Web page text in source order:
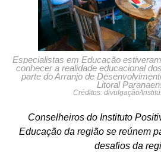
Especialistas em Educação
conhecer a realidade educacional
parte do Arranjo de
Litoral
Créditos: divulgação/
Conselheiros do Instituto
Educação da região se reúnem
desafios da